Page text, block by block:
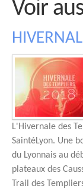
Voir
L'Hivernale des
SaintéLyon. Une
du Lyonnais au
plateaux des
Trail des